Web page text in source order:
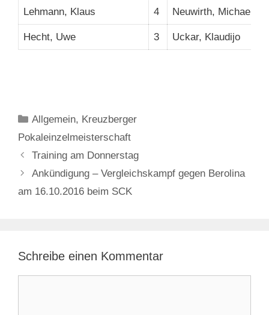
Lehmann, Klaus 4 Neuwirth, Michael
Hecht, Uwe 3 Uckar, Klaudijo
Kategorien
Allgemein, Kreuzberger
Pokaleinzelmeisterschaft
Training am Donnerstag
Ankündigung – Vergleichskampf gegen Berolina
am 16.10.2016 beim SCK
Schreibe einen Kommentar